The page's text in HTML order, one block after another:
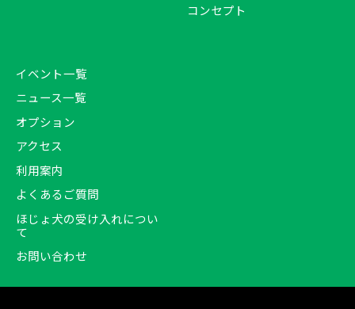
コンセプト
イベント一覧
ニュース一覧
オプション
アクセス
利用案内
よくあるご質問
ほじょ犬の受け入れについ
て
お問い合わせ